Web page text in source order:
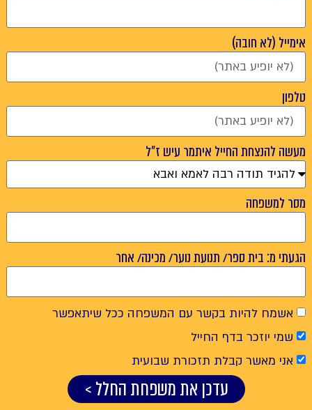
אימייל (לא חובה)
טלפון
מעשה להנצחת החייל איתמר עיש ז"ל
מסר למשפחה
הגעתי מ: בית ספר/ תנועת נוער/ מכינה/ אחר
אשמח להיות בקשר עם המשפחה ככל שיתאפשר
שמי יוזכר בדף החייל
אני מאשר קבלת תזכורת שבועית
עדכן את משפחת החלל >